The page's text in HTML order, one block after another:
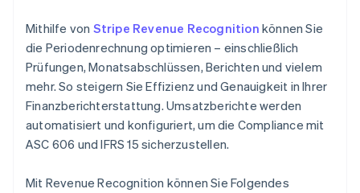
Mithilfe von Stripe Revenue Recognition können Sie
die Periodenrechnung optimieren – einschließlich
Prüfungen, Monatsabschlüssen, Berichten und vielem
mehr. So steigern Sie Effizienz und Genauigkeit in Ihrer
Finanzberichterstattung. Umsatzberichte werden
automatisiert und konfiguriert, um die Compliance mit
ASC 606 und IFRS 15 sicherzustellen.
Mit Revenue Recognition können Sie Folgendes